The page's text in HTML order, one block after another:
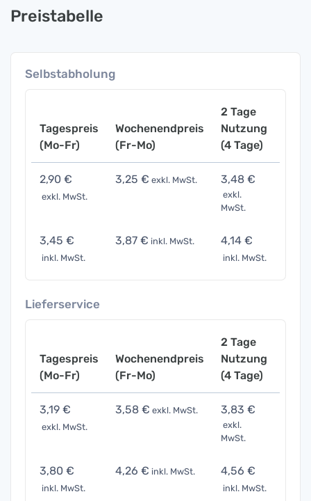
Preistabelle
Selbstabholung
Tagespreis
(Mo-Fr)
Wochenendpreis
(Fr-Mo)
2 Tage
Nutzung
(4 Tage)
2,90 €
exkl. MwSt.
3,25 € exkl. MwSt. 3,48 €
exkl.
MwSt.
3,45 €
inkl. MwSt.
3,87 € inkl. MwSt. 4,14 €
inkl. MwSt.
Lieferservice
Tagespreis
(Mo-Fr)
Wochenendpreis
(Fr-Mo)
2 Tage
Nutzung
(4 Tage)
3,19 €
exkl. MwSt.
3,58 € exkl. MwSt. 3,83 €
exkl.
MwSt.
3,80 €
inkl. MwSt.
4,26 € inkl. MwSt. 4,56 €
inkl. MwSt.